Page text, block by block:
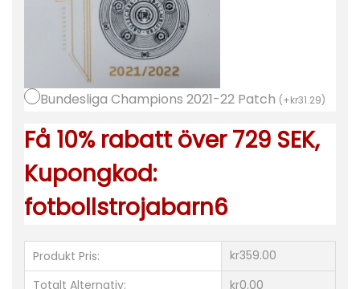
a
d
r
m
e
n
m
n
Bundesliga Champions 2021-22 Patch (+kr31.29)
Få 10% rabatt över 729 SEK,
Kupongkod:
fotbollstrojabarn6
Produkt Pris:
kr359.00
Totalt Alternativ:
kr0.00